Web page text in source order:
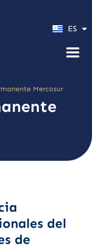
ES
EN
Mercosur
del
de